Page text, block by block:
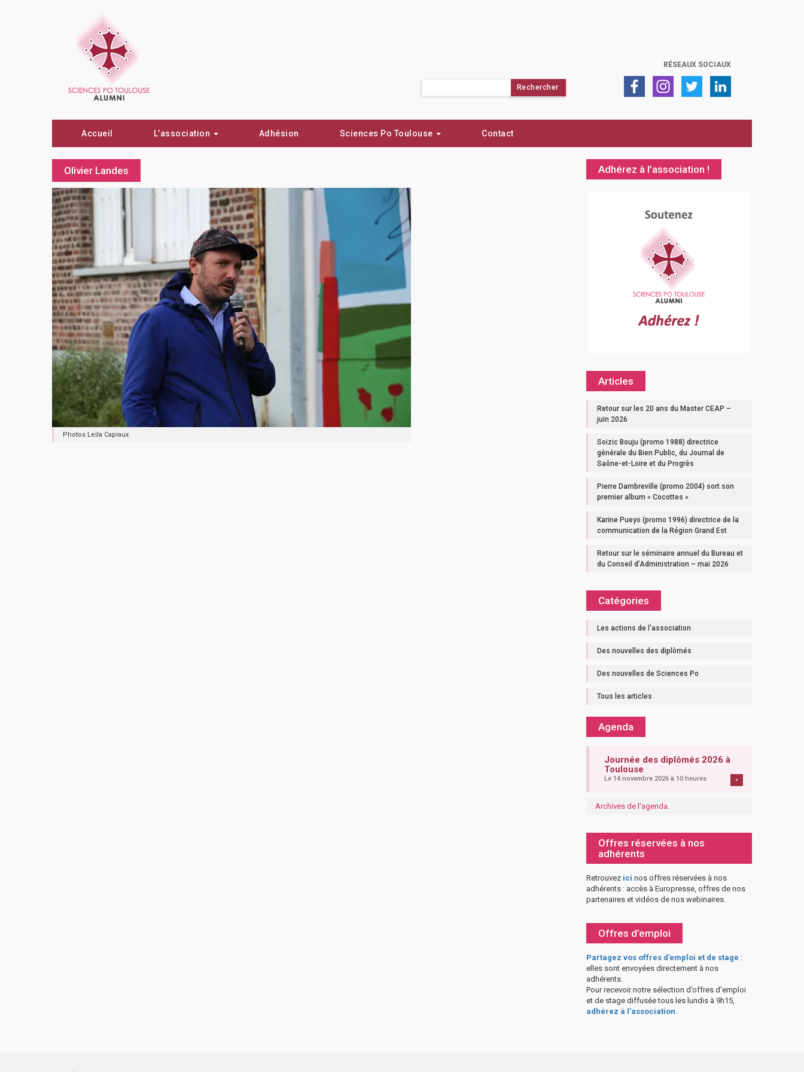
RÉSEAUX SOCIAUX
Accueil L’association Adhésion Sciences Po Toulouse Contact
Olivier Landes
Photos Leïla Capiaux
Adhérez à l’association !
Articles
Retour sur les 20 ans du Master CEAP –
juin 2026
Soizic Bouju (promo 1988) directrice
générale du Bien Public, du Journal de
Saône-et-Loire et du Progrès
Pierre Dambreville (promo 2004) sort son
premier album « Cocottes »
Karine Pueyo (promo 1996) directrice de la
communication de la Région Grand Est
Retour sur le séminaire annuel du Bureau et
du Conseil d’Administration – mai 2026
Catégories
Les actions de l'association
Des nouvelles des diplômés
Des nouvelles de Sciences Po
Tous les articles
Agenda
Journée des diplômés 2026 à
Toulouse
Le 14 novembre 2026 à 10 heures +
Archives de l'agenda.
Offres réservées à nos
adhérents
Retrouvez ici nos offres réservées à nos
adhérents : accès à Europresse, offres de nos
partenaires et vidéos de nos webinaires.
Offres d’emploi
Partagez vos offres d’emploi et de stage :
elles sont envoyées directement à nos
adhérents.
Pour recevoir notre sélection d’offres d’emploi
et de stage diffusée tous les lundis à 9h15,
adhérez à l’association.